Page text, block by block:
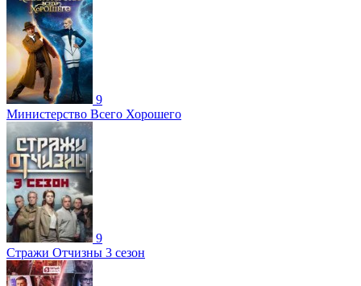
9
Министерство Всего Хорошего
9
Стражи Отчизны 3 сезон